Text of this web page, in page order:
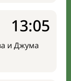
и Джума
13:05